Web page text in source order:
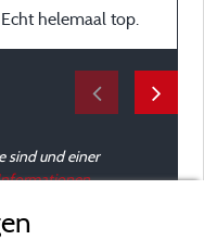
helemaal top.
sind und einer